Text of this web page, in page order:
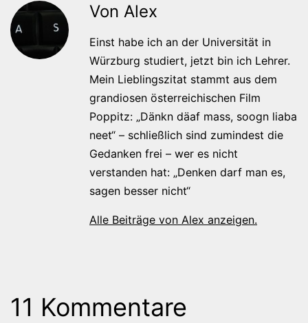
Von Alex
Einst habe ich an der Universität in
Würzburg studiert, jetzt bin ich Lehrer.
Mein Lieblingszitat stammt aus dem
grandiosen österreichischen Film
Poppitz: „Dänkn däaf mass, soogn liaba
neet“ – schließlich sind zumindest die
Gedanken frei – wer es nicht
verstanden hat: „Denken darf man es,
sagen besser nicht“
Alle Beiträge von Alex anzeigen.
11 Kommentare